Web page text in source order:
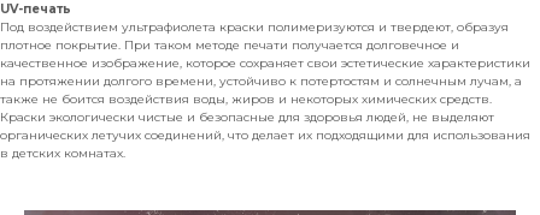
UV-печать
Под воздействием ультрафиолета краски полимеризуются и твердеют, образуя
плотное покрытие. При таком методе печати получается долговечное и
качественное изображение, которое сохраняет свои эстетические характеристики
на протяжении долгого времени, устойчиво к потертостям и солнечным лучам, а
также не боится воздействия воды, жиров и некоторых химических средств.
Краски экологически чистые и безопасные для здоровья людей, не выделяют
органических летучих соединений, что делает их подходящими для использования
в детских комнатах.